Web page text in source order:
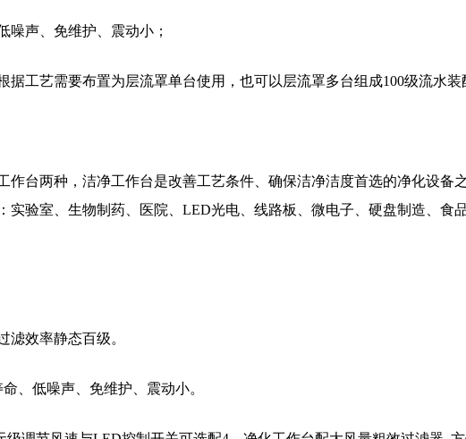
噪声、免维护、震动小；
据工艺需要布置为层流罩单台使用，也可以层流罩多台组成100级流水装
台两种，洁净工作台是改善工艺条件、确保洁净洁度首选的净化设备
实验室、生物制药、医院、LED光电、线路板、微电子、硬盘制造、食
滤效率静态百级。
、低噪声、免维护、震动小。